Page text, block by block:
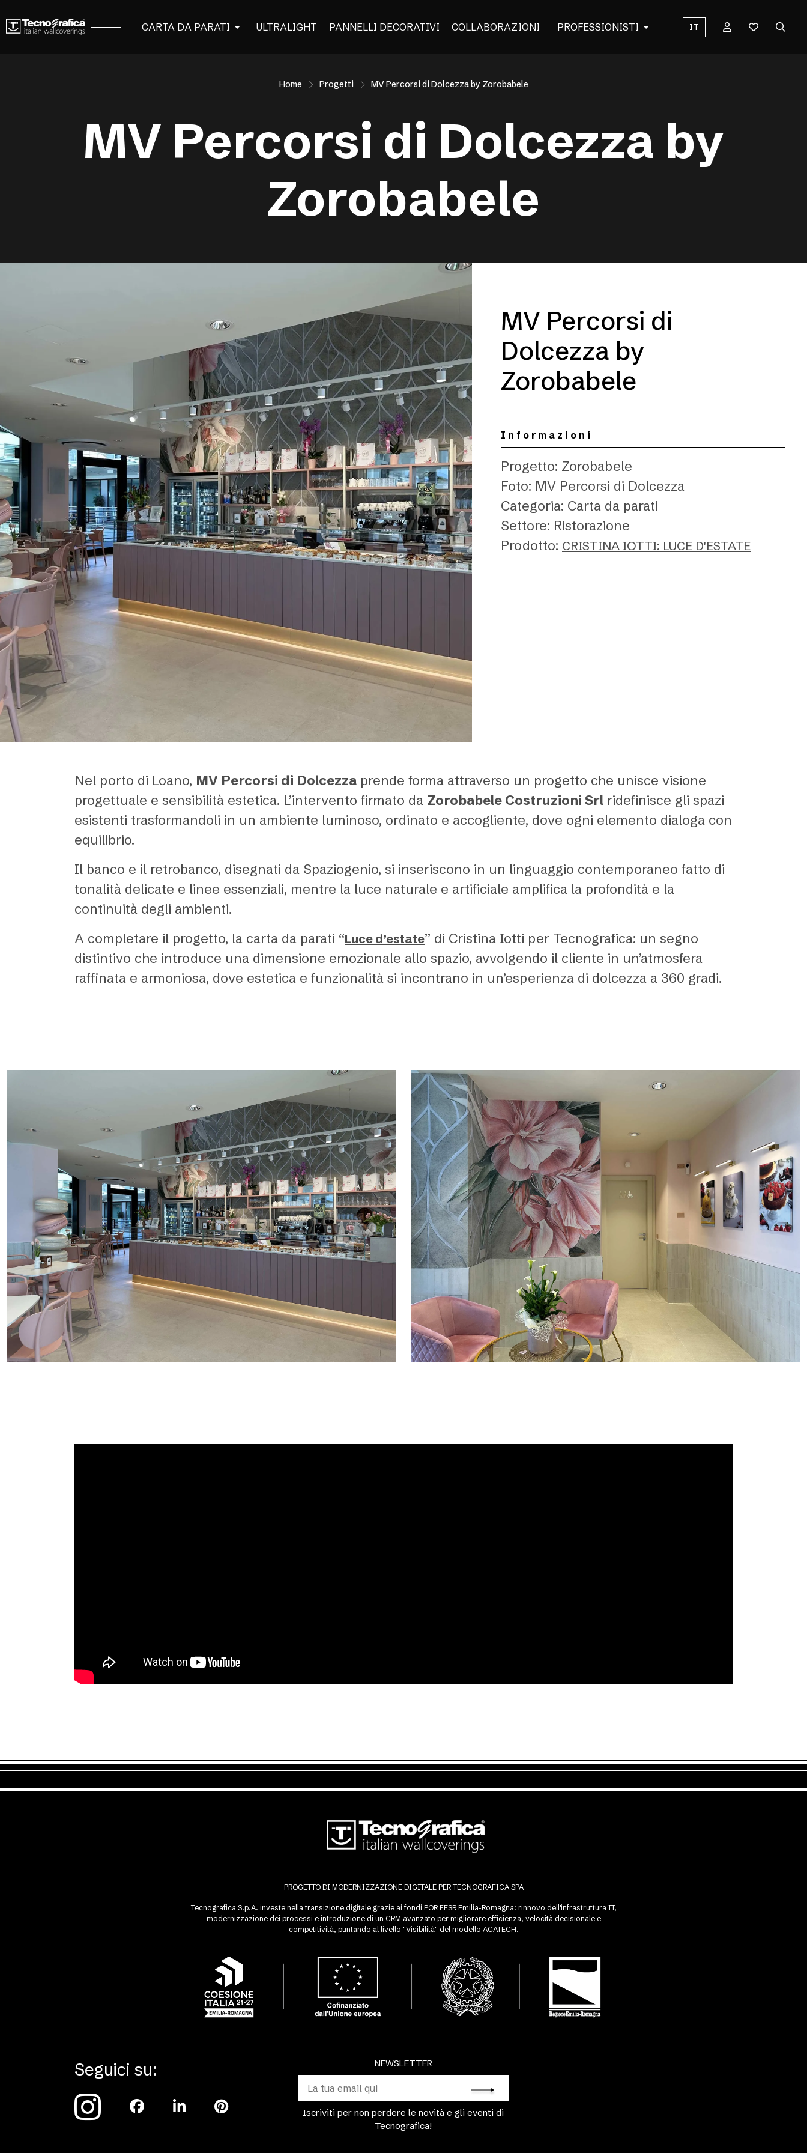
CARTA DA PARATI ULTRALIGHT PANNELLI DECORATIVI COLLABORAZIONI PROFESSIONISTI IT
Home Progetti MV Percorsi di Dolcezza by Zorobabele
MV Percorsi di Dolcezza by
Zorobabele
MV Percorsi di
Dolcezza by
Zorobabele
Informazioni
Progetto: Zorobabele
Foto: MV Percorsi di Dolcezza
Categoria: Carta da parati
Settore: Ristorazione
Prodotto: CRISTINA IOTTI: LUCE D'ESTATE
Nel porto di Loano, MV Percorsi di Dolcezza prende forma attraverso un progetto che unisce visione
progettuale e sensibilità estetica. L’intervento firmato da Zorobabele Costruzioni Srl ridefinisce gli spazi
esistenti trasformandoli in un ambiente luminoso, ordinato e accogliente, dove ogni elemento dialoga con
equilibrio.
Il banco e il retrobanco, disegnati da Spaziogenio, si inseriscono in un linguaggio contemporaneo fatto di
tonalità delicate e linee essenziali, mentre la luce naturale e artificiale amplifica la profondità e la
continuità degli ambienti.
A completare il progetto, la carta da parati “Luce d’estate” di Cristina Iotti per Tecnografica: un segno
distintivo che introduce una dimensione emozionale allo spazio, avvolgendo il cliente in un’atmosfera
raffinata e armoniosa, dove estetica e funzionalità si incontrano in un’esperienza di dolcezza a 360 gradi.
PROGETTO DI MODERNIZZAZIONE DIGITALE PER TECNOGRAFICA SPA
Tecnografica S.p.A. investe nella transizione digitale grazie ai fondi POR FESR Emilia-Romagna: rinnovo dell'infrastruttura IT,
modernizzazione dei processi e introduzione di un CRM avanzato per migliorare efficienza, velocità decisionale e
competitività, puntando al livello "Visibilità" del modello ACATECH.
Seguici su: NEWSLETTER
Iscriviti per non perdere le novità e gli eventi di
Tecnografica!